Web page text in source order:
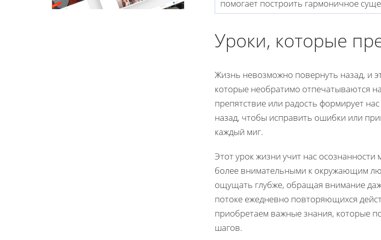
помогает построить гармоничное
Уроки, которые
Жизнь невозможно повернуть назад, и
которые необратимо отпечатываются
препятствие или радость формирует
назад, чтобы исправить ошибки или
каждый миг.
Этот урок жизни учит нас
более внимательными к окружающим
ощущать глубже, обращая внимание
потоке ежедневно повторяющихся
приобретаем важные знания, которые
шагов.